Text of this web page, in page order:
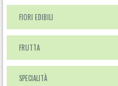
FIORI EDIBILI
FRUTTA
SPECIALITÀ